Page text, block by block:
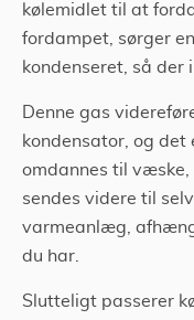
kølemidlet til at
fordampet, sørger
kondenseret, så der
Denne gas
kondensator, og det
omdannes til væske,
sendes videre til
varmeanlæg,
du har.
Slutteligt passerer